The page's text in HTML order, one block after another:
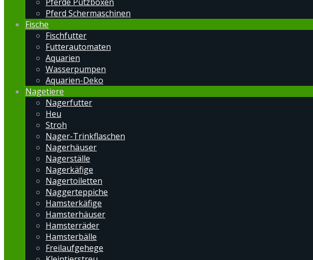
Pferd Schermaschinen
Fische
Fischfutter
Futterautomaten
Aquarien
Wasserpumpen
Aquarien-Deko
Nagetiere
Nagerfutter
Heu
Stroh
Nager-Trinkflaschen
Nagerhäuser
Nagerställe
Nagerkäfige
Nagertoiletten
Naggerteppiche
Hamsterkäfige
Hamsterhäuser
Hamsterräder
Hamsterbälle
Freilaufgehege